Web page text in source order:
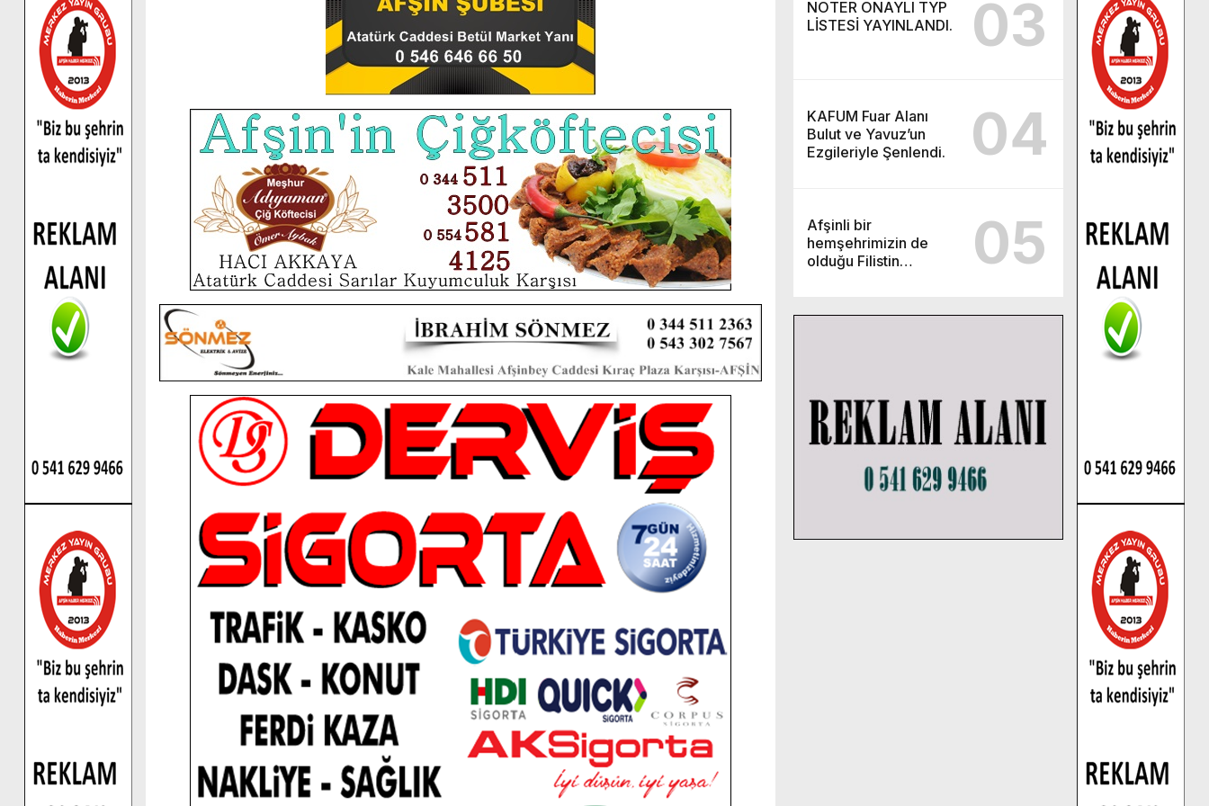
NOTER ONAYLI TYP
LİSTESİ YAYINLANDI.
03
KAFUM Fuar Alanı
Bulut ve Yavuz’un
Ezgileriyle Şenlendi.
04
Afşinli bir
hemşehrimizin de
olduğu Filistin
05